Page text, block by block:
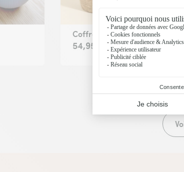
Coffret cadeau plante
54,95€
20